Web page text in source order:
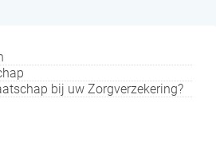
bij uw Zorgverzekering?